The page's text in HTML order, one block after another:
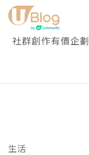
社群創作有價企劃
生活